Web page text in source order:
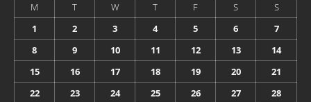
M
T W T F S
S
1
2 3 4 5 6
7
8
9 10 11 12 13
14
15
16 17 18 19 20
21
22
23 24 25 26 27
28